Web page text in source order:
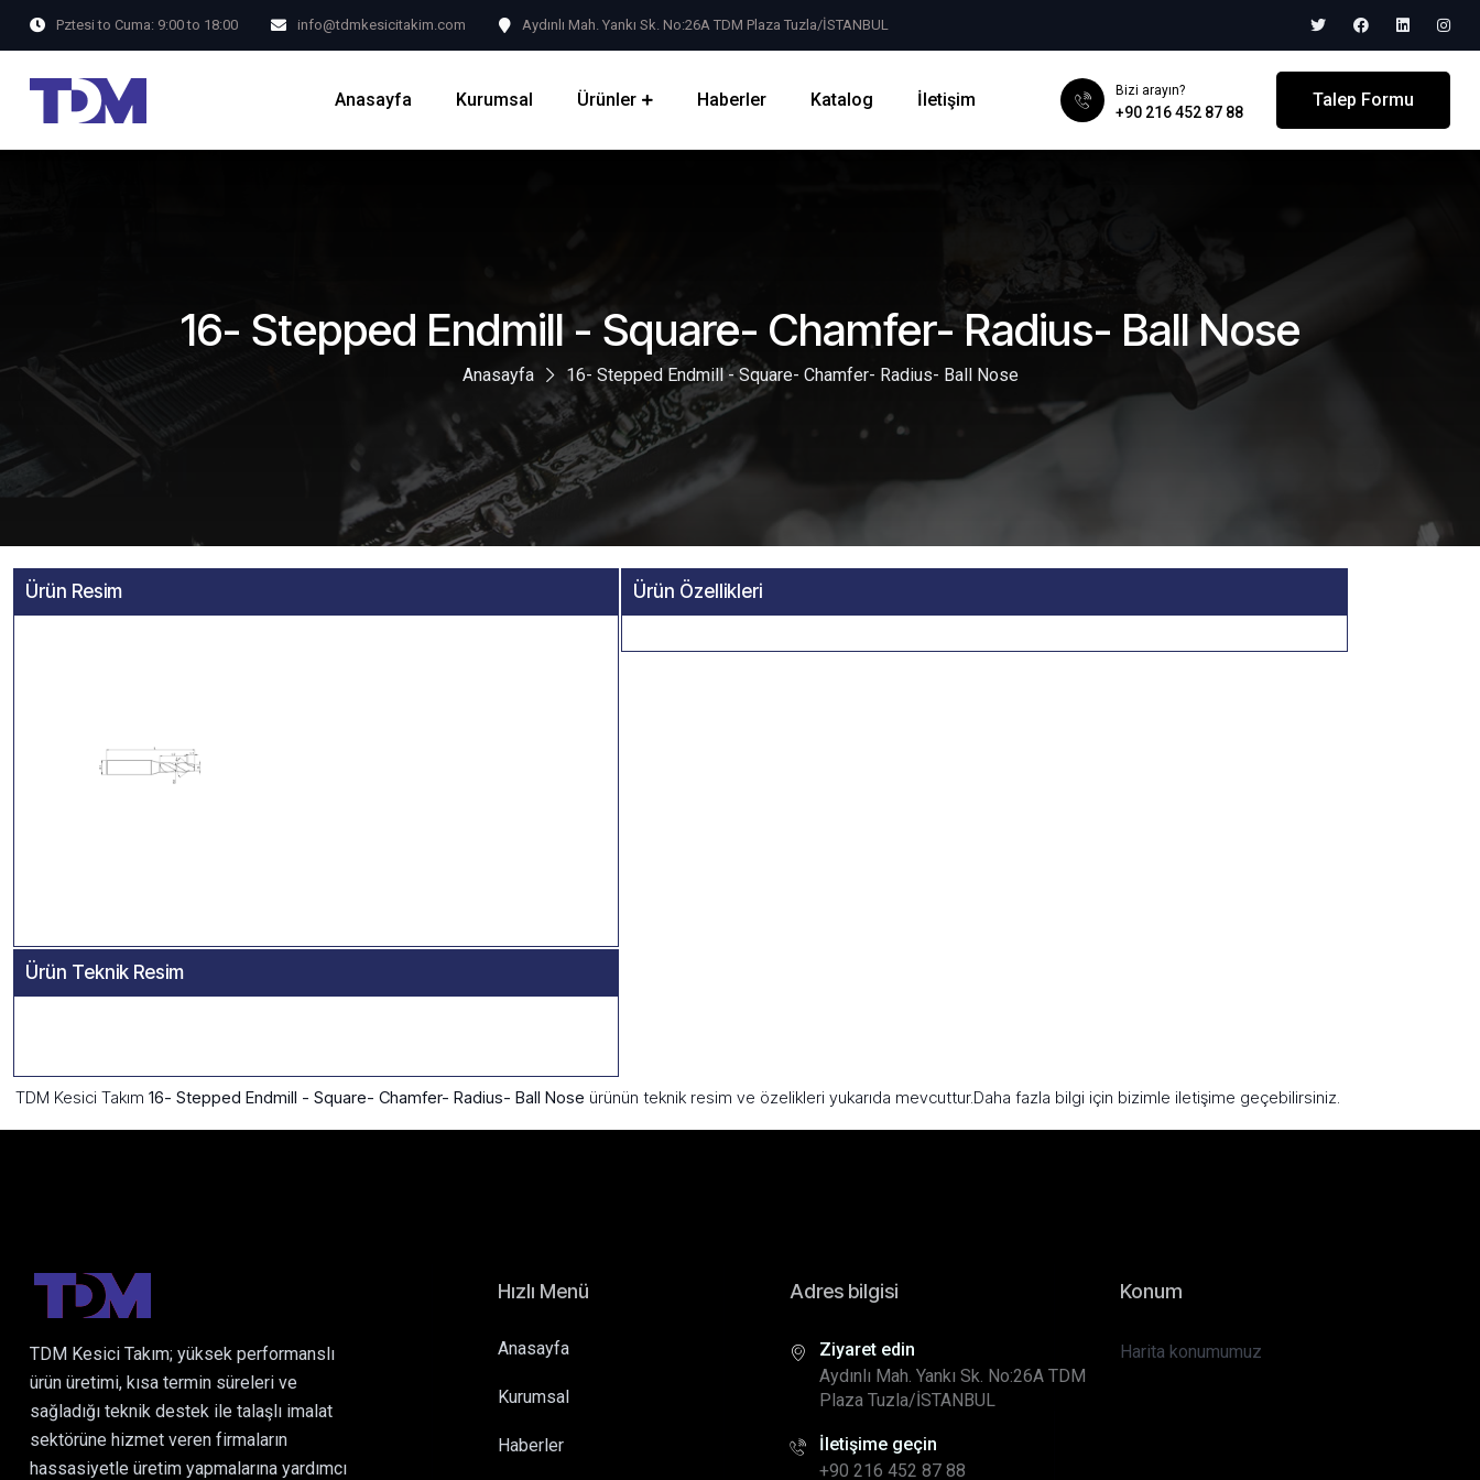
Pztesi to Cuma: 9:00 to 18:00 info@tdmkesicitakim.com Aydınlı Mah. Yankı Sk. No:26A TDM Plaza Tuzla/İSTANBUL
Anasayfa Kurumsal Ürünler Haberler Katalog İletişim Bizi arayın?
+90 216 452 87 88
Talep Formu
16- Stepped Endmill - Square- Chamfer- Radius- Ball Nose
Anasayfa 16- Stepped Endmill - Square- Chamfer- Radius- Ball Nose
Ürün Resim
Ürün Teknik Resim
Ürün Özellikleri
TDM Kesici Takım 16- Stepped Endmill - Square- Chamfer- Radius- Ball Nose ürünün teknik resim ve özelikleri yukarıda mevcuttur.Daha fazla bilgi için bizimle iletişime geçebilirsiniz.
TDM Kesici Takım; yüksek performanslı
ürün üretimi, kısa termin süreleri ve
sağladığı teknik destek ile talaşlı imalat
sektörüne hizmet veren firmaların
hassasiyetle üretim yapmalarına yardımcı
Hızlı Menü
Anasayfa
Kurumsal
Haberler
Adres bilgisi
Ziyaret edin
Aydınlı Mah. Yankı Sk. No:26A TDM
Plaza Tuzla/İSTANBUL
İletişime geçin
+90 216 452 87 88
Konum
Harita konumumuz